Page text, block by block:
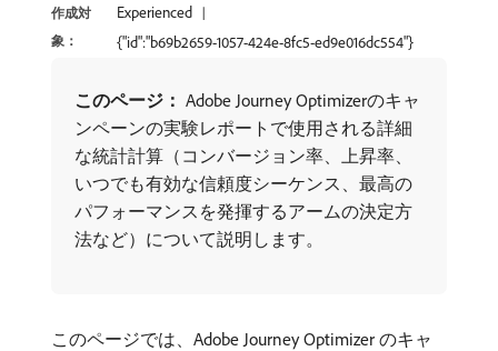
作成対
象：
Experienced
{"id":"b69b2659-1057-424e-8fc5-ed9e016dc554"}
このページ： Adobe Journey Optimizerのキャ
ンペーンの実験レポートで使用される詳細
な統計計算（コンバージョン率、上昇率、
いつでも有効な信頼度シーケンス、最高の
パフォーマンスを発揮するアームの決定方
法など）について説明します。
このページでは、Adobe Journey Optimizer のキャ